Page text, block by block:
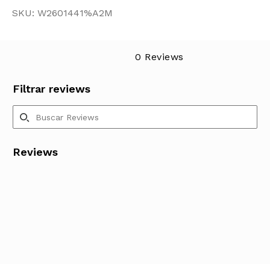
SKU: W2601441%A2M
Filtrar reviews
0 Reviews
Reviews